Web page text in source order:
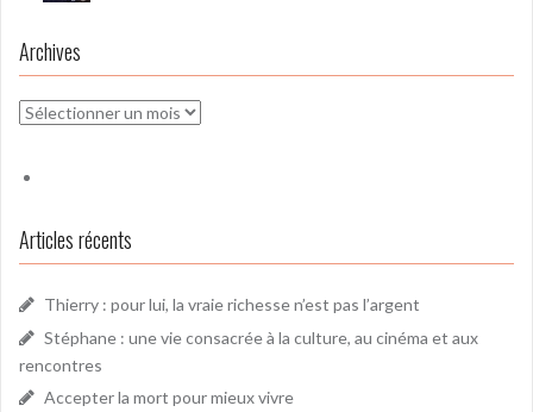
Archives
Archives
Articles récents
Thierry : pour lui, la vraie richesse n’est pas l’argent
Stéphane : une vie consacrée à la culture, au cinéma et aux
rencontres
Accepter la mort pour mieux vivre